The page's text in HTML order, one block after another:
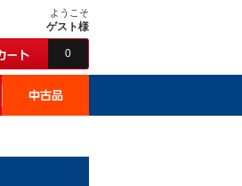
ようこそ
ゲスト様
0